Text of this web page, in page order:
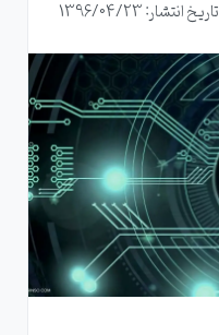
تاریخ انتشار: 1396/04/23